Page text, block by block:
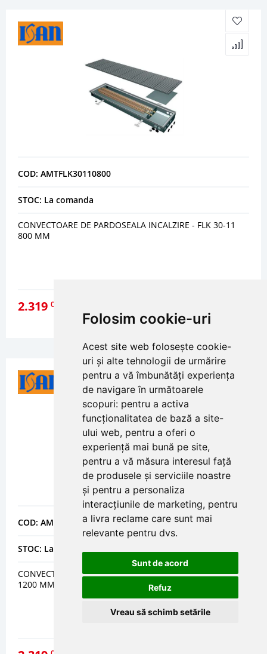
Folosim cookie-uri
Acest site web folosește cookie-
uri și alte tehnologii de urmărire
pentru a vă îmbunătăți experiența
de navigare în următoarele
scopuri: pentru a activa
funcționalitatea de bază a site-
ului web, pentru a oferi o
experiență mai bună pe site,
pentru a vă măsura interesul față
de produsele și serviciile noastre
și pentru a personaliza
interacțiunile de marketing, pentru
a livra reclame care sunt mai
relevante pentru dvs.
Sunt de acord
Refuz
Vreau să schimb setările
COD: AMTFLK30110800
STOC: La comanda
CONVECTOARE DE PARDOSEALA INCALZIRE - FLK 30-11
800 MM
2.319 00
DETALII
COD: AMTFLK20091200
STOC: La comanda
CONVECTOARE DE PARDOSEALA INCALZIRE - FLK 20-09
1200 MM